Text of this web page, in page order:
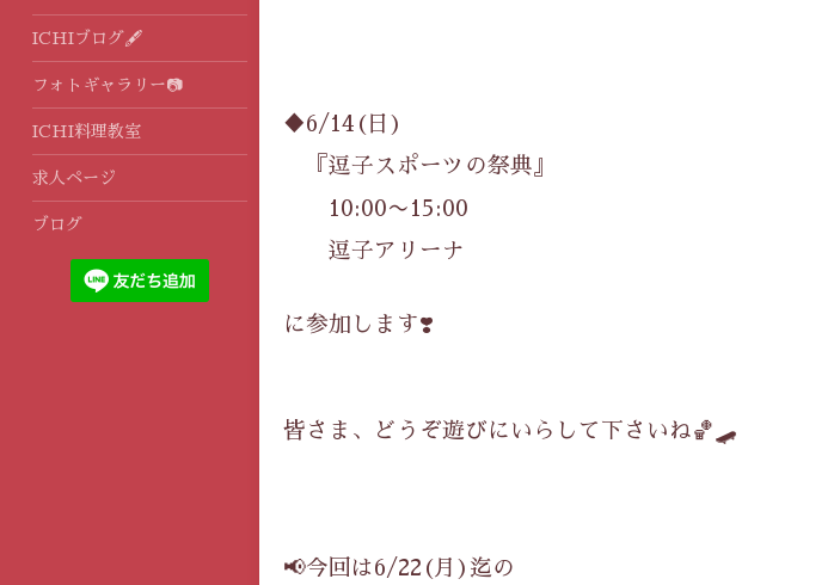
♦️6/14(日)
『逗子スポーツの祭典』
10:00〜15:00
逗子アリーナ
に参加します❣️
皆さま、どうぞ遊びにいらして下さいね🏀🛹
📢今回は6/22(月)迄の
ICHIブログ🖋
フォトギャラリー📷
ICHI料理教室
求人ページ
ブログ